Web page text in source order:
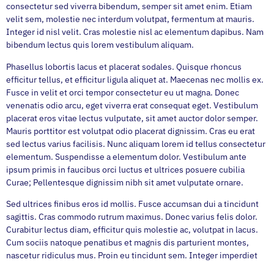
consectetur sed viverra bibendum, semper sit amet enim. Etiam
velit sem, molestie nec interdum volutpat, fermentum at mauris.
Integer id nisl velit. Cras molestie nisl ac elementum dapibus. Nam
bibendum lectus quis lorem vestibulum aliquam.
Phasellus lobortis lacus et placerat sodales. Quisque rhoncus
efficitur tellus, et efficitur ligula aliquet at. Maecenas nec mollis ex.
Fusce in velit et orci tempor consectetur eu ut magna. Donec
venenatis odio arcu, eget viverra erat consequat eget. Vestibulum
placerat eros vitae lectus vulputate, sit amet auctor dolor semper.
Mauris porttitor est volutpat odio placerat dignissim. Cras eu erat
sed lectus varius facilisis. Nunc aliquam lorem id tellus consectetur
elementum. Suspendisse a elementum dolor. Vestibulum ante
ipsum primis in faucibus orci luctus et ultrices posuere cubilia
Curae; Pellentesque dignissim nibh sit amet vulputate ornare.
Sed ultrices finibus eros id mollis. Fusce accumsan dui a tincidunt
sagittis. Cras commodo rutrum maximus. Donec varius felis dolor.
Curabitur lectus diam, efficitur quis molestie ac, volutpat in lacus.
Cum sociis natoque penatibus et magnis dis parturient montes,
nascetur ridiculus mus. Proin eu tincidunt sem. Integer imperdiet